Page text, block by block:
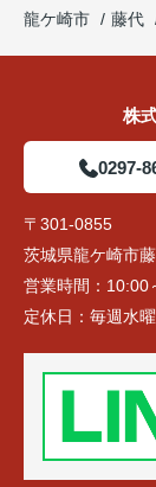
龍ケ崎市
藤代
株
0297-
〒301-0855
茨城県龍ケ崎市
営業時間： 10:00
定休日： 毎週水